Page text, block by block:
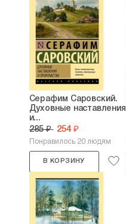
Серафим Саровский.
Духовные наставления
и...
285 ₽ 254 ₽
Понравилось 20 людям
В КОРЗИНУ